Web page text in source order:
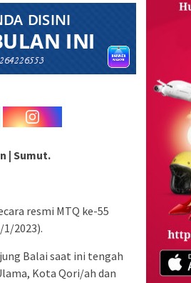
| Sumut.
resmi MTQ ke-55
2023).
Balai saat ini tengah
Kota Qori/ah dan